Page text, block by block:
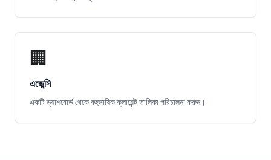
🏢
এজেন্সি
একটি ড্যাশবোর্ড থেকে বহুভাষিক ক্লায়েন্ট তালিকা পরিচালনা করুন।